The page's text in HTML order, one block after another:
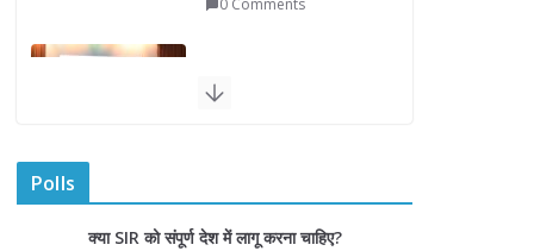
August 7, 2026
Polls
क्या SIR को संपूर्ण देश में लागू करना चाहिए?